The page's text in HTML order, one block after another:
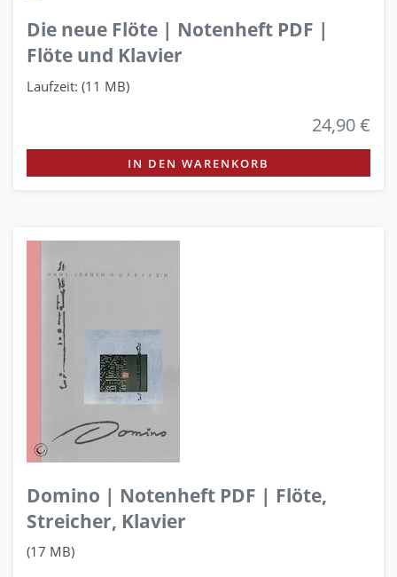
Die neue Flöte | Notenheft PDF |
Flöte und Klavier
Laufzeit: (11 MB)
24,90 €
IN DEN WARENKORB
Domino | Notenheft PDF | Flöte,
Streicher, Klavier
(17 MB)